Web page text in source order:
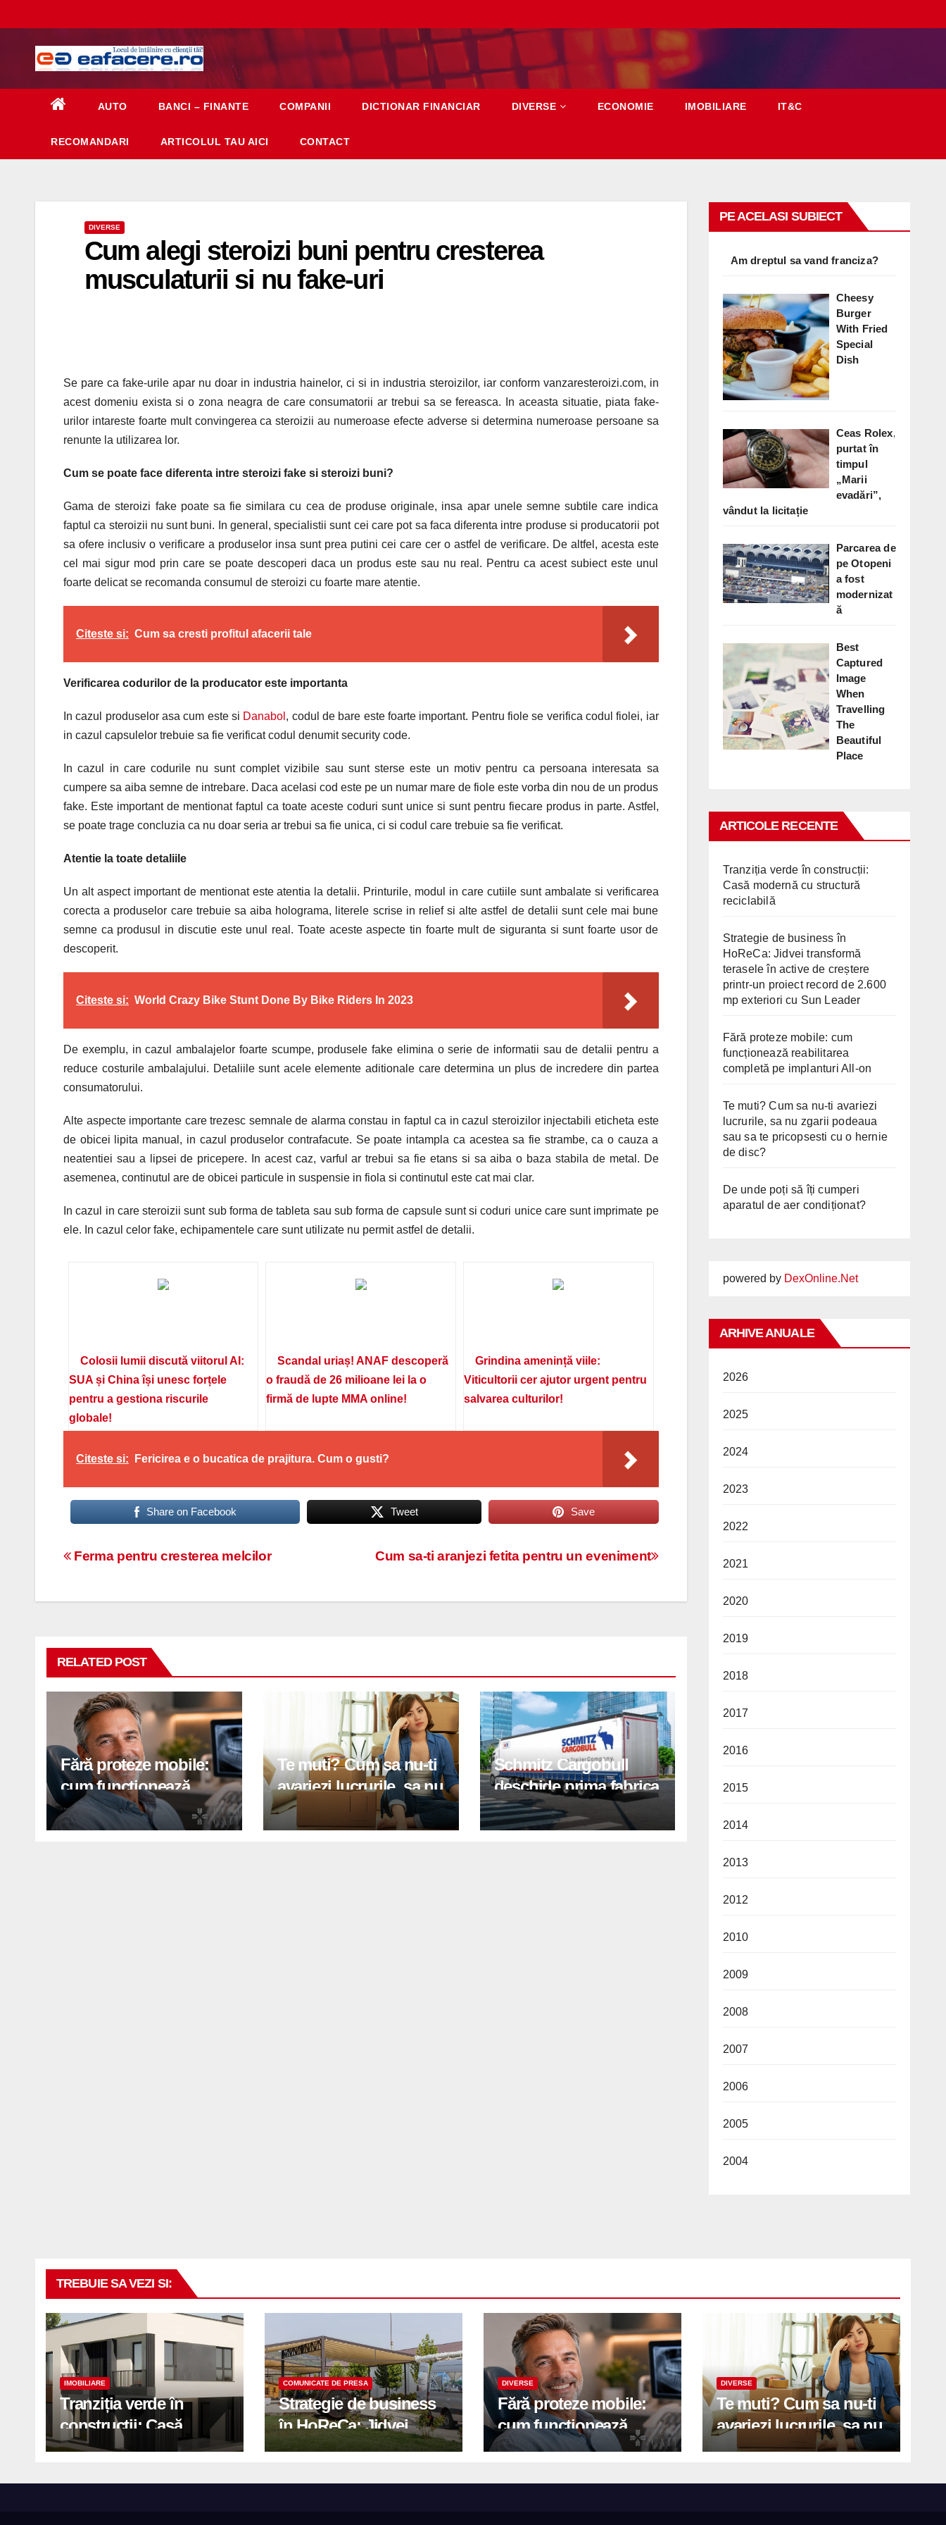
to
AUTO BANCI – FINANTE COMPANII DICTIONAR FINANCIAR DIVERSE ECONOMIE IMOBILIARE IT&C
RECOMANDARI ARTICOLUL TAU AICI CONTACT
DIVERSE
Cum alegi steroizi buni pentru cresterea
musculaturii si nu fake-uri
Se pare ca fake-urile apar nu doar in industria hainelor, ci si in industria steroizilor, iar conform vanzaresteroizi.com, in
acest domeniu exista si o zona neagra de care consumatorii ar trebui sa se fereasca. In aceasta situatie, piata fake-
urilor intareste foarte mult convingerea ca steroizii au numeroase efecte adverse si determina numeroase persoane sa
renunte la utilizarea lor.
Cum se poate face diferenta intre steroizi fake si steroizi buni?
Gama de steroizi fake poate sa fie similara cu cea de produse originale, insa apar unele semne subtile care indica
faptul ca steroizii nu sunt buni. In general, specialistii sunt cei care pot sa faca diferenta intre produse si producatorii pot
sa ofere inclusiv o verificare a produselor insa sunt prea putini cei care cer o astfel de verificare. De altfel, acesta este
cel mai sigur mod prin care se poate descoperi daca un produs este sau nu real. Pentru ca acest subiect este unul
foarte delicat se recomanda consumul de steroizi cu foarte mare atentie.
Citeste si: Cum sa cresti profitul afacerii tale
Verificarea codurilor de la producator este importanta
In cazul produselor asa cum este si Danabol , codul de bare este foarte important. Pentru fiole se verifica codul fiolei, iar
in cazul capsulelor trebuie sa fie verificat codul denumit security code.
In cazul in care codurile nu sunt complet vizibile sau sunt sterse este un motiv pentru ca persoana interesata sa
cumpere sa aiba semne de intrebare. Daca acelasi cod este pe un numar mare de fiole este vorba din nou de un produs
fake. Este important de mentionat faptul ca toate aceste coduri sunt unice si sunt pentru fiecare produs in parte. Astfel,
se poate trage concluzia ca nu doar seria ar trebui sa fie unica, ci si codul care trebuie sa fie verificat.
Atentie la toate detaliile
Un alt aspect important de mentionat este atentia la detalii. Printurile, modul in care cutiile sunt ambalate si verificarea
corecta a produselor care trebuie sa aiba holograma, literele scrise in relief si alte astfel de detalii sunt cele mai bune
semne ca produsul in discutie este unul real. Toate aceste aspecte tin foarte mult de siguranta si sunt foarte usor de
descoperit.
Citeste si: World Crazy Bike Stunt Done By Bike Riders In 2023
De exemplu, in cazul ambalajelor foarte scumpe, produsele fake elimina o serie de informatii sau de detalii pentru a
reduce costurile ambalajului. Detaliile sunt acele elemente aditionale care determina un plus de incredere din partea
consumatorului.
Alte aspecte importante care trezesc semnale de alarma constau in faptul ca in cazul steroizilor injectabili eticheta este
de obicei lipita manual, in cazul produselor contrafacute. Se poate intampla ca acestea sa fie strambe, ca o cauza a
neatentiei sau a lipsei de pricepere. In acest caz, varful ar trebui sa fie etans si sa aiba o baza stabila de metal. De
asemenea, continutul are de obicei particule in suspensie in fiola si continutul este cat mai clar.
In cazul in care steroizii sunt sub forma de tableta sau sub forma de capsule sunt si coduri unice care sunt imprimate pe
ele. In cazul celor fake, echipamentele care sunt utilizate nu permit astfel de detalii.
Colosii lumii discută viitorul AI:
SUA și China își unesc forțele
pentru a gestiona riscurile
globale!
Scandal uriaș! ANAF descoperă
o fraudă de 26 milioane lei la o
firmă de lupte MMA online!
Grindina amenință viile:
Viticultorii cer ajutor urgent pentru
salvarea culturilor!
Citeste si: Fericirea e o bucatica de prajitura. Cum o gusti?
Share on Facebook Tweet Save
Navigare
Cum sa-ti aranjezi fetita pentru un eveniment
Ferma pentru cresterea melcilor
RELATED POST
Fără proteze mobile:
cum funcționează
reabilitarea completă
pe implanturi All-on
Te muti? Cum sa nu-ti
avariezi lucrurile, sa nu
zgarii podeaua sau sa
te pricopsesti cu o
Schmitz Cargobull
deschide prima fabrica
in Oradea, investitie de
3 milioane de euro
PE ACELASI SUBIECT
Am dreptul sa vand franciza?
Cheesy
Burger
With Fried
Special
Dish
Ceas Rolex,
purtat în
timpul
„Marii
evadări”,
vândut la licitație
Parcarea de
pe Otopeni
a fost
modernizat
ă
Best
Captured
Image
When
Travelling
The
Beautiful
Place
ARTICOLE RECENTE
Tranziția verde în construcții:
Casă modernă cu structură
reciclabilă
Strategie de business în
HoReCa: Jidvei transformă
terasele în active de creștere
printr-un proiect record de 2.600
mp exteriori cu Sun Leader
Fără proteze mobile: cum
funcționează reabilitarea
completă pe implanturi All-on
Te muti? Cum sa nu-ti avariezi
lucrurile, sa nu zgarii podeaua
sau sa te pricopsesti cu o hernie
de disc?
De unde poți să îți cumperi
aparatul de aer condiționat?
powered by DexOnline.Net
ARHIVE ANUALE
2026
2025
2024
2023
2022
2021
2020
2019
2018
2017
2016
2015
2014
2013
2012
2010
2009
2008
2007
2006
2005
2004
TREBUIE SA VEZI SI:
IMOBILIARE
Tranziția verde în
construcții: Casă
modernă cu structură
COMUNICATE DE PRESA
Strategie de business
în HoReCa: Jidvei
transformă terasele în
DIVERSE
Fără proteze mobile:
cum funcționează
reabilitarea completă
DIVERSE
Te muti? Cum sa nu-ti
avariezi lucrurile, sa nu
zgarii podeaua sau sa